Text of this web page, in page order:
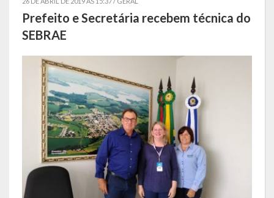
Símbolos
Secretarias
Estrutura organizacional
Administração
Assistência Social
Educação, Cultura, Desporto e Turismo
Prefeito e Secretária recebem técnica do
SEBRAE